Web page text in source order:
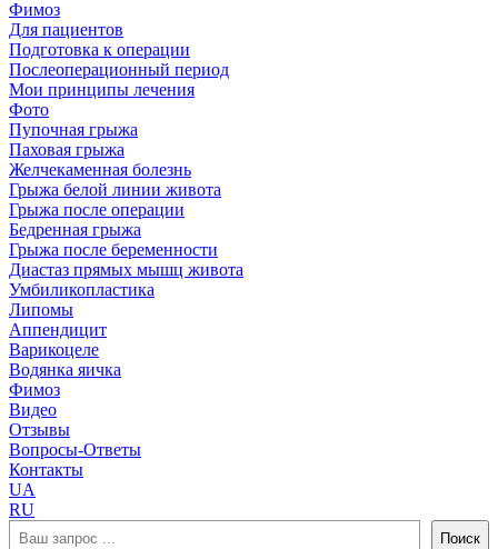
Фимоз
Для пациентов
Подготовка к операции
Послеоперационный период
Мои принципы лечения
Фото
Пупочная грыжа
Паховая грыжа
Желчекаменная болезнь
Грыжа белой линии живота
Грыжа после операции
Бедренная грыжа
Грыжа после беременности
Диастаз прямых мышц живота
Умбиликопластика
Липомы
Аппендицит
Варикоцеле
Водянка яичка
Фимоз
Видео
Отзывы
Вопросы-Ответы
Контакты
UA
RU
Поиск
Поиск